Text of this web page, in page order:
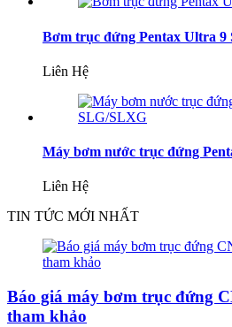
Bơm trục đứng Pentax Ultra 9
Liên Hệ
Máy bơm nước trục đứng
Liên Hệ
TIN TỨC MỚI NHẤT
Báo giá máy bơm trục đứng
tham khảo